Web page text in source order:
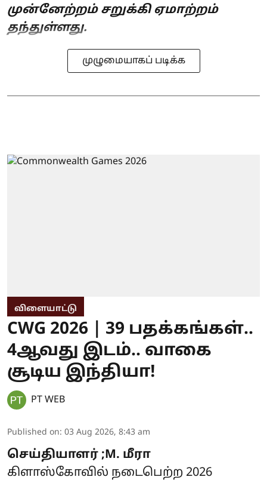
முன்னேற்றம் சறுக்கி ஏமாற்றம்
தந்துள்ளது.
முழுமையாகப் படிக்க
விளையாட்டு
CWG 2026 | 39 பதக்கங்கள்..
4ஆவது இடம்.. வாகை
சூடிய இந்தியா!
PT WEB
Published on: 03 Aug 2026, 8:43 am
செய்தியாளர் ;M. மீரா
கிளாஸ்கோவில் நடைபெற்ற 2026